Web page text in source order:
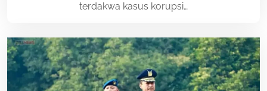
terdakwa kasus korupsi…